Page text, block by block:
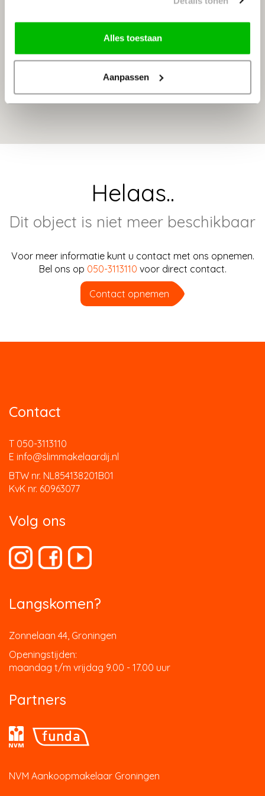
Alles toestaan
Aanpassen
Helaas..
Dit object is niet meer beschikbaar
Voor meer informatie kunt u contact met ons opnemen.
Bel ons op 050-3113110 voor direct contact.
Contact opnemen
Contact
T 050-3113110
E info@slimmakelaardij.nl
BTW nr. NL854138201B01
KvK nr. 60963077
Volg ons
Langskomen?
Zonnelaan 44, Groningen
Openingstijden:
maandag t/m vrijdag 9.00 - 17.00 uur
Partners
NVM Aankoopmakelaar Groningen